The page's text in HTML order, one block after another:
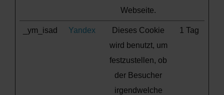
Webseite.
_ym_isad Yandex
Dieses Cookie
wird benutzt, um
festzustellen, ob
der Besucher
irgendwelche
1 Tag